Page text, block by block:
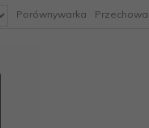
Porównywarka